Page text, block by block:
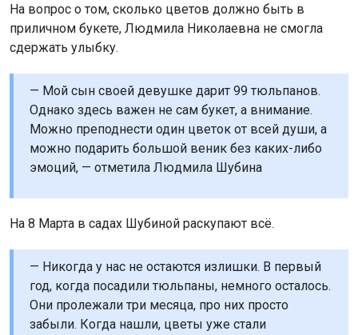
На вопрос о том, сколько цветов должно быть в
приличном букете, Людмила Николаевна не смогла
сдержать улыбку.
— Мой сын своей девушке дарит 99 тюльпанов.
Однако здесь важен не сам букет, а внимание.
Можно преподнести один цветок от всей души, а
можно подарить большой веник без каких-либо
эмоций, — отметила Людмила Шубина
На 8 Марта в садах Шубиной раскупают всё.
— Никогда у нас не остаются излишки. В первый
год, когда посадили тюльпаны, немного осталось.
Они пролежали три месяца, про них просто
забыли. Когда нашли, цветы уже стали